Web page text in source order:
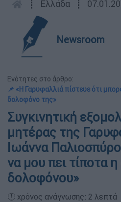
┋ Ελλάδα ┋
Newsroom
Ενότητες στο άρθρο:
📌 «Η Γαρυφαλλιά πίστευε ότι
δολοφόνο της»
Συγκινητική
μητέρας της
Ιωάννα
να μου πει τίποτα
δολοφόνου»
🕛 χρόνος ανάγνωσης: 2 λεπτά